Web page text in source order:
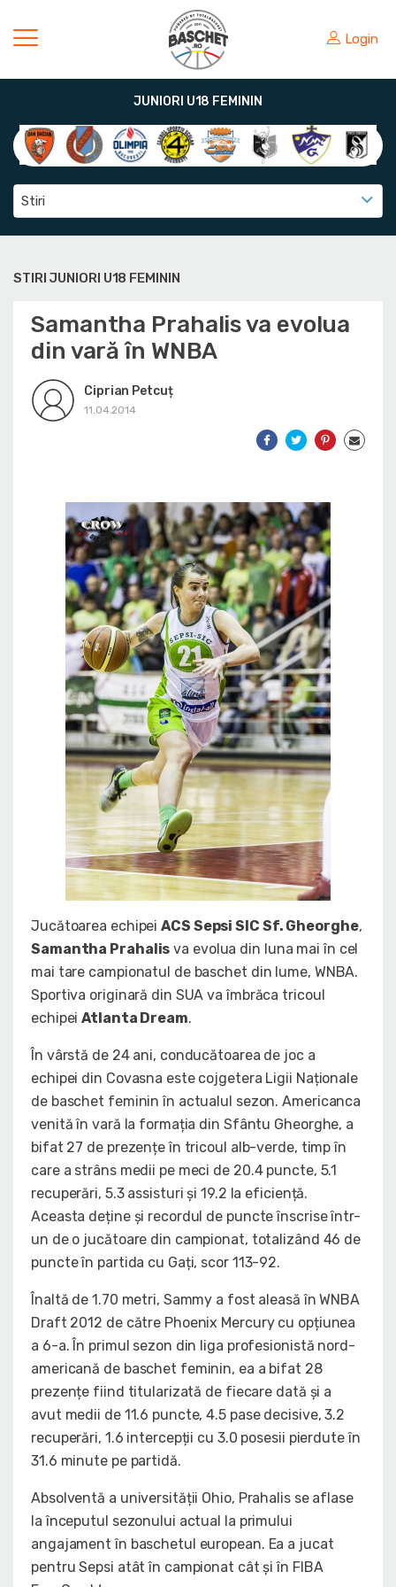
Login
JUNIORI U18 FEMININ
Stiri
STIRI JUNIORI U18 FEMININ
Samantha Prahalis va evolua
din vară în WNBA
Ciprian Petcuț
11.04.2014
Jucătoarea echipeiACS Sepsi SIC Sf. Gheorghe,
Samantha Prahalis va evolua din luna mai în cel
mai tare campionatul de baschet din lume, WNBA.
Sportiva originară din SUA va îmbrăca tricoul
echipeiAtlanta Dream.
În vârstă de 24 ani, conducătoarea de joc a
echipei din Covasna este cojgetera Ligii Naționale
de baschet feminin în actualul sezon. Americanca
venită în vară la formația din Sfântu Gheorghe, a
bifat 27 de prezențe în tricoul alb-verde, timp în
care a strâns medii pe meci de 20.4 puncte, 5.1
recuperări, 5.3 assisturi și 19.2 la eficiență.
Aceasta deține și recordul de puncte înscrise într-
un de o jucătoare din campionat, totalizând 46 de
puncte în partida cu Gați, scor 113-92.
Înaltă de 1.70 metri, Sammy a fost aleasă în WNBA
Draft 2012 de către Phoenix Mercury cu opțiunea
a 6-a. În primul sezon din liga profesionistă nord-
americană de baschet feminin, ea a bifat 28
prezențe fiind titularizată de fiecare dată și a
avut medii de 11.6 puncte, 4.5 pase decisive, 3.2
recuperări, 1.6 intercepții cu 3.0 posesii pierdute în
31.6 minute pe partidă.
Absolventă a universității Ohio, Prahalis se aflase
la începutul sezonului actual la primului
angajament în baschetul european. Ea a jucat
pentru Sepsi atât în campionat cât și în FIBA